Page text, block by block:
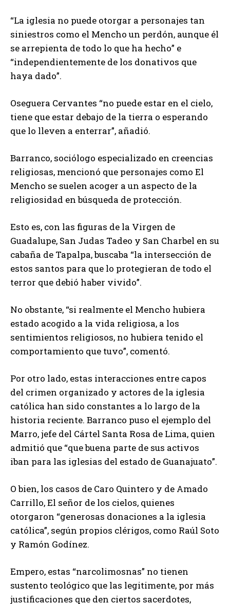
“La iglesia no puede otorgar a personajes tan
siniestros como el Mencho un perdón, aunque él
se arrepienta de todo lo que ha hecho” e
“independientemente de los donativos que
haya dado”.
Oseguera Cervantes “no puede estar en el cielo,
tiene que estar debajo de la tierra o esperando
que lo lleven a enterrar”, añadió.
Barranco, sociólogo especializado en creencias
religiosas, mencionó que personajes como El
Mencho se suelen acoger a un aspecto de la
religiosidad en búsqueda de protección.
Esto es, con las figuras de la Virgen de
Guadalupe, San Judas Tadeo y San Charbel en su
cabaña de Tapalpa, buscaba “la intersección de
estos santos para que lo protegieran de todo el
terror que debió haber vivido”.
No obstante, “si realmente el Mencho hubiera
estado acogido a la vida religiosa, a los
sentimientos religiosos, no hubiera tenido el
comportamiento que tuvo”, comentó.
Por otro lado, estas interacciones entre capos
del crimen organizado y actores de la iglesia
católica han sido constantes a lo largo de la
historia reciente. Barranco puso el ejemplo del
Marro, jefe del Cártel Santa Rosa de Lima, quien
admitió que “que buena parte de sus activos
iban para las iglesias del estado de Guanajuato”.
O bien, los casos de Caro Quintero y de Amado
Carrillo, El señor de los cielos, quienes
otorgaron “generosas donaciones a la iglesia
católica”, según propios clérigos, como Raúl Soto
y Ramón Godínez.
Empero, estas “narcolimosnas” no tienen
sustento teológico que las legitimente, por más
justificaciones que den ciertos sacerdotes,